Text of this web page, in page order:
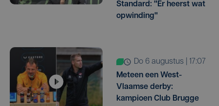
Standard: "Er heerst wat
opwinding"
do 6 augustus | 17:07
Meteen een West-
Vlaamse derby:
kampioen Club Brugge